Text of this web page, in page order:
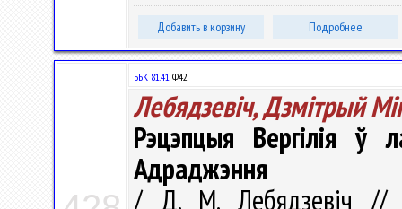
Добавить в корзину Подробнее
ББК 81.41 Ф42
Лебядзевіч, Дзмітрый
Рэцэпцыя Вергілія ў
Адраджэння
/ Д. М. Лебядзевіч //